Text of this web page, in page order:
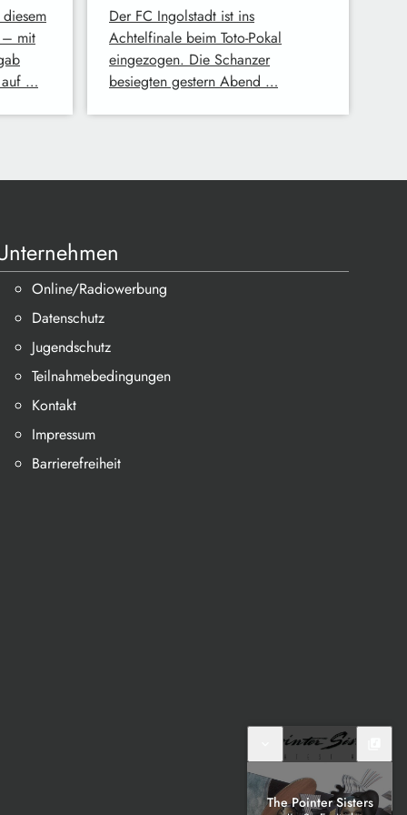
– mit
auf …
Der FC Ingolstadt ist ins
Achtelfinale beim Toto-Pokal
eingezogen. Die Schanzer
besiegten gestern Abend …
Online/Radiowerbung
Datenschutz
Jugendschutz
Teilnahmebedingungen
Kontakt
Impressum
Barrierefreiheit
The Pointer Sisters